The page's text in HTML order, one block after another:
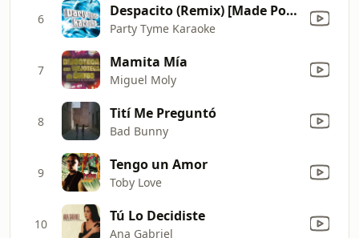
6 Despacito (Remix) [Made Popular By Luis Fonsi & Daddy Yankee ft. Justin Bieber] [Karaoke Version] [Karaoke Version]
Party Tyme Karaoke
7 Mamita Mía
Miguel Moly
8 Tití Me Preguntó
Bad Bunny
9 Tengo un Amor
Toby Love
10 Tú Lo Decidiste
Ana Gabriel